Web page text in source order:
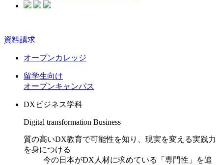
資料請求
オープンカレッジ
留学生向け
オープンキャンパス
DXビジネス学科
Digital transformation Business
質の高いDX教育で可能性を知り、現実を変える実践力
を身につける
今の日本がDX人材に求めている「専門性」を追